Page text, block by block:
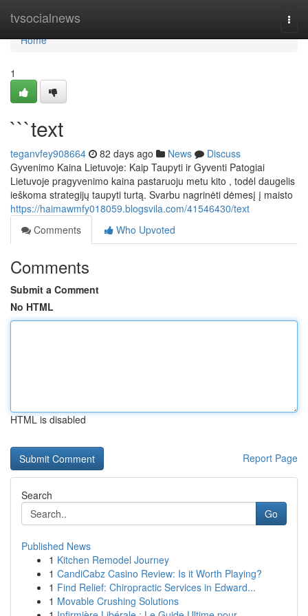
tvsocialnews
Home
Home
1
```text
teganvfey908664 82 days ago News
Discuss
Gyvenimo Kaina Lietuvoje: Kaip Taupyti ir Gyventi Patogiai
Lietuvoje pragyvenimo kaina pastaruoju metu kito , todėl daugelis
ieškoma strategijų taupyti turtą. Svarbu nagrinėti dėmesį į maisto
https://haimawmfy018059.blogsvila.com/41546430/text
Comments
Who Upvoted
Comments
Submit a Comment
No HTML
HTML is disabled
Report Page
Search
Go
Published News
1 Kitchen Remodel Journey
1 CandiCabz Casino Review: Is it Worth Playing?
1 Find Relief: Chiropractic Services in Edward...
1 Movable Crushing Solutions